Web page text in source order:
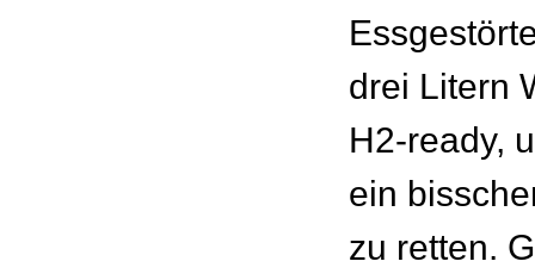
drei Litern
H2-ready,
ein
zu retten.